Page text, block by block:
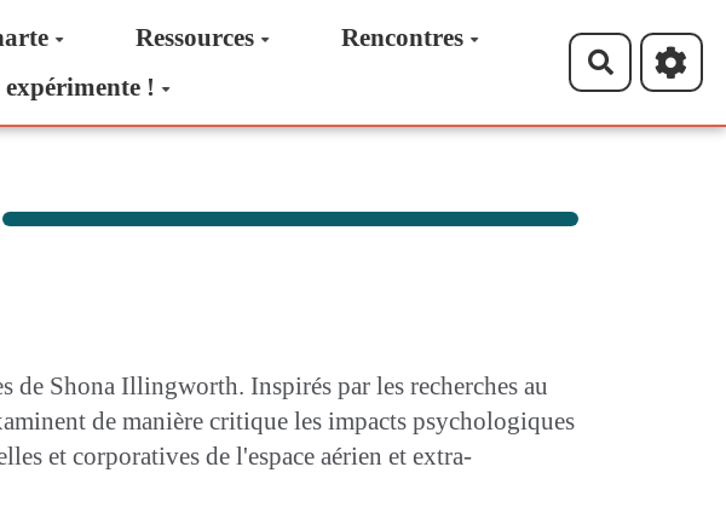
Ressources
Rencontres
!
Shona Illingworth. Inspirés par les recherches au
de manière critique les impacts psychologiques
et corporatives de l'espace aérien et extra-